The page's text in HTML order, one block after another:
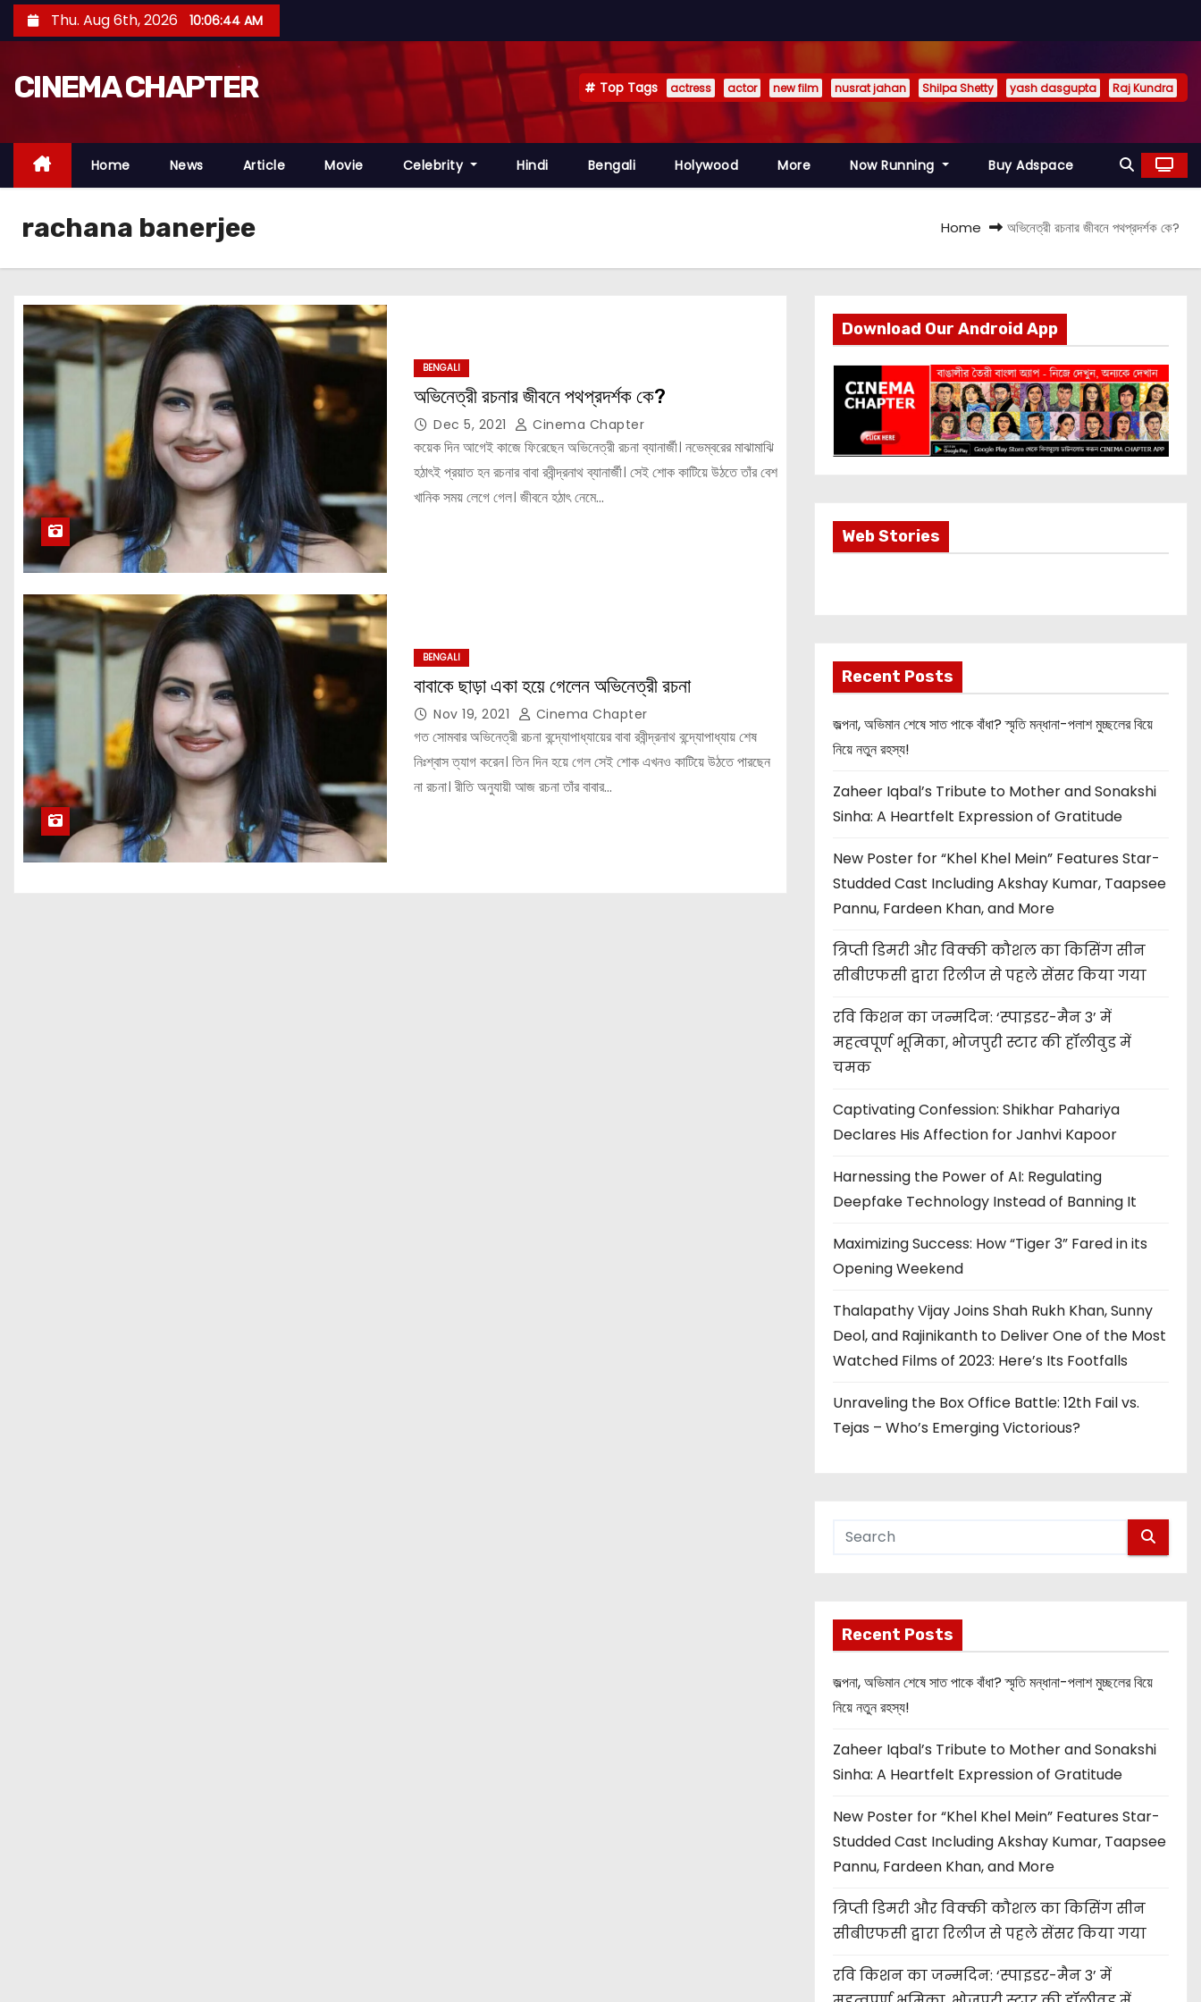
k
o
Thu. Aug 6th, 2026 10:06:45 AM
CINEMA CHAPTER Top Tags actress actor new film nusrat jahan Shilpa Shetty yash dasgupta Raj Kundra
Home News Article Movie Celebrity Hindi Bengali Holywood More Now Running Buy Adspace
rachana banerjee Home অভিনেত্রী রচনার জীবনে পথপ্রদর্শক কে?
BENGALI
অভিনেত্রী রচনার জীবনে পথপ্রদর্শক কে?
Dec 5, 2021 Cinema Chapter
কয়েক দিন আগেই কাজে ফিরেছেন অভিনেত্রী রচনা ব্যানার্জী। নভেম্বরের মাঝামাঝি
হঠাৎই প্রয়াত হন রচনার বাবা রবীন্দ্রনাথ ব্যানার্জী। সেই শোক কাটিয়ে উঠতে তাঁর বেশ
খানিক সময় লেগে গেল। জীবনে হঠাৎ নেমে…
BENGALI
বাবাকে ছাড়া একা হয়ে গেলেন অভিনেত্রী রচনা
Nov 19, 2021 Cinema Chapter
গত সোমবার অভিনেত্রী রচনা বন্দ্যোপাধ্যায়ের বাবা রবীন্দ্রনাথ বন্দ্যোপাধ্যায় শেষ
নিঃশ্বাস ত্যাগ করেন। তিন দিন হয়ে গেল সেই শোক এখনও কাটিয়ে উঠতে পারছেন
না রচনা। রীতি অনুযায়ী আজ রচনা তাঁর বাবার…
Download Our Android App
Web StoriesMost Important
Info about
Recent Posts
জল্পনা, অভিমান শেষে সাত পাকে বাঁধা? স্মৃতি মন্ধানা-পলাশ মুচ্ছলের বিয়ে
নিয়ে নতুন রহস্য!
Zaheer Iqbal’s Tribute to Mother and Sonakshi
Sinha: A Heartfelt Expression of Gratitude
New Poster for “Khel Khel Mein” Features Star-
Studded Cast Including Akshay Kumar, Taapsee
Pannu, Fardeen Khan, and More
त्रिप्ती डिमरी और विक्की कौशल का किसिंग सीन
सीबीएफसी द्वारा रिलीज से पहले सेंसर किया गया
रवि किशन का जन्मदिन: ‘स्पाइडर-मैन 3’ में
महत्वपूर्ण भूमिका, भोजपुरी स्टार की हॉलीवुड में
चमक
Captivating Confession: Shikhar Pahariya
Declares His Affection for Janhvi Kapoor
Harnessing the Power of AI: Regulating
Deepfake Technology Instead of Banning It
Maximizing Success: How “Tiger 3” Fared in its
Opening Weekend
Thalapathy Vijay Joins Shah Rukh Khan, Sunny
Deol, and Rajinikanth to Deliver One of the Most
Watched Films of 2023: Here’s Its Footfalls
Unraveling the Box Office Battle: 12th Fail vs.
Tejas – Who’s Emerging Victorious?
Recent Posts
জল্পনা, অভিমান শেষে সাত পাকে বাঁধা? স্মৃতি মন্ধানা-পলাশ মুচ্ছলের বিয়ে
নিয়ে নতুন রহস্য!
Zaheer Iqbal’s Tribute to Mother and Sonakshi
Sinha: A Heartfelt Expression of Gratitude
New Poster for “Khel Khel Mein” Features Star-
Studded Cast Including Akshay Kumar, Taapsee
Pannu, Fardeen Khan, and More
त्रिप्ती डिमरी और विक्की कौशल का किसिंग सीन
सीबीएफसी द्वारा रिलीज से पहले सेंसर किया गया
रवि किशन का जन्मदिन: ‘स्पाइडर-मैन 3’ में